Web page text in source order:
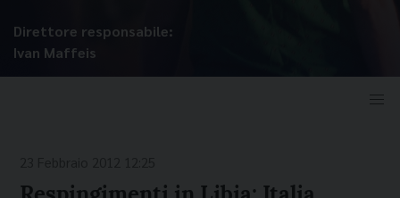
Direttore responsabile:
Ivan Maffeis